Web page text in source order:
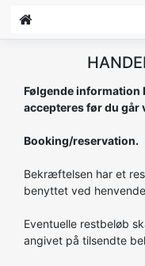
Følgende information
accepteres før du går
Booking/reservation.
Bekræftelsen har et
benyttet ved
Eventuelle restbeløb
angivet på tilsendte